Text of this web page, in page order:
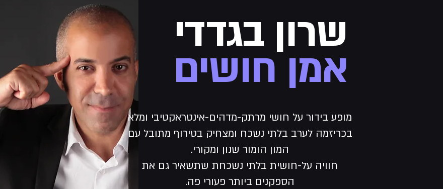
שרון בגדדי
אמן חושים
מופע בידור על חושי מרתק-מדהים-אינטראקטיבי ומלא
בכריזמה לערב בלתי נשכח ומצחיק בטירוף מתובל עם
המון הומור שנון ומקורי.
חוויה על-חושית בלתי נשכחת שתשאיר גם את
הספקנים ביותר פעורי פה.